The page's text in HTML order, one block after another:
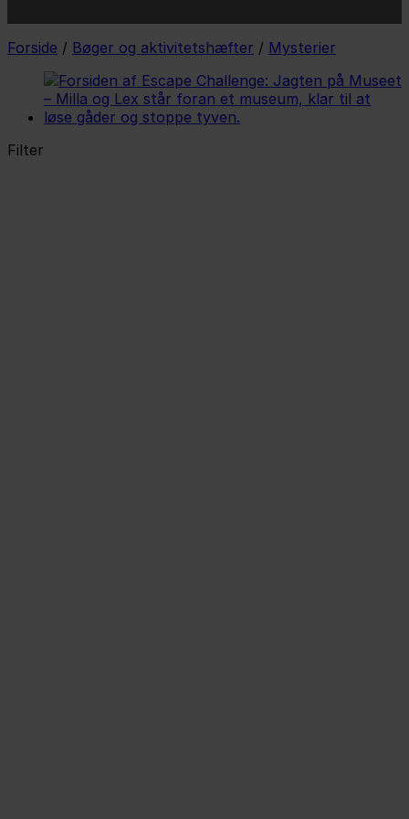
Forside / Bøger og aktivitetshæfter / Mysterier
Filter